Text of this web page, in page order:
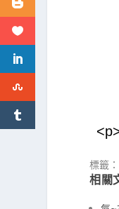
標籤
相關